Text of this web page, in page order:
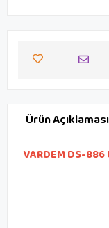
Ürün Açıklaması
VARDEM DS-886